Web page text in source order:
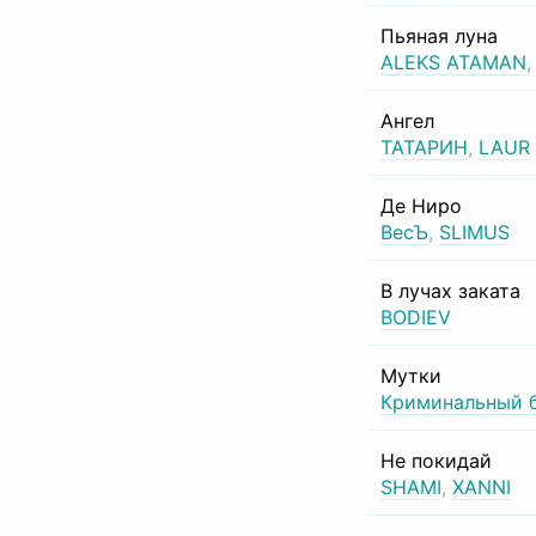
Пьяная луна
ALEKS ATAMAN,
Ангел
ТАТАРИН, LAUR
Де Ниро
ВесЪ, SLIMUS
В лучах заката
BODIEV
Мутки
Криминальный
Не покидай
SHAMI, XANNI